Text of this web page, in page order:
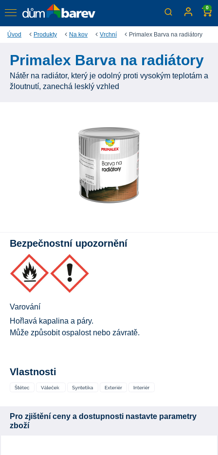
0
Úvod Produkty Na kov Vrchní Primalex Barva na radiátory
Primalex Barva na radiátory
Nátěr na radiátor, který je odolný proti vysokým teplotám a
žloutnutí, zanechá lesklý vzhled
Bezpečnostní upozornění
Varování
Hořlavá kapalina a páry.
Může způsobit ospalost nebo závratě.
Vlastnosti
Pro zjištění ceny a dostupnosti nastavte parametry
zboží